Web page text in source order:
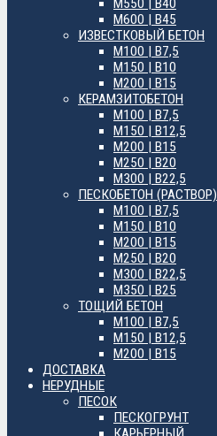
М600 | B45
ИЗВЕСТКОВЫЙ БЕТОН
М100 | B7,5
М150 | B10
М200 | B15
КЕРАМЗИТОБЕТОН
М100 | B7,5
М150 | B12,5
М200 | B15
М250 | B20
М300 | B22,5
ПЕСКОБЕТОН (РАСТВОР)
М100 | B7,5
М150 | B10
М200 | B15
М250 | B20
М300 | B22,5
М350 | B25
ТОЩИЙ БЕТОН
М100 | B7,5
М150 | B12,5
М200 | B15
ДОСТАВКА
НЕРУДНЫЕ
ПЕСОК
ПЕСКОГРУНТ